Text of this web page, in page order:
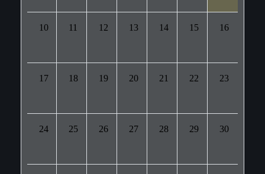
10 11 12 13 14 15 16
17 18 19 20 21 22 23
24 25 26 27 28 29 30